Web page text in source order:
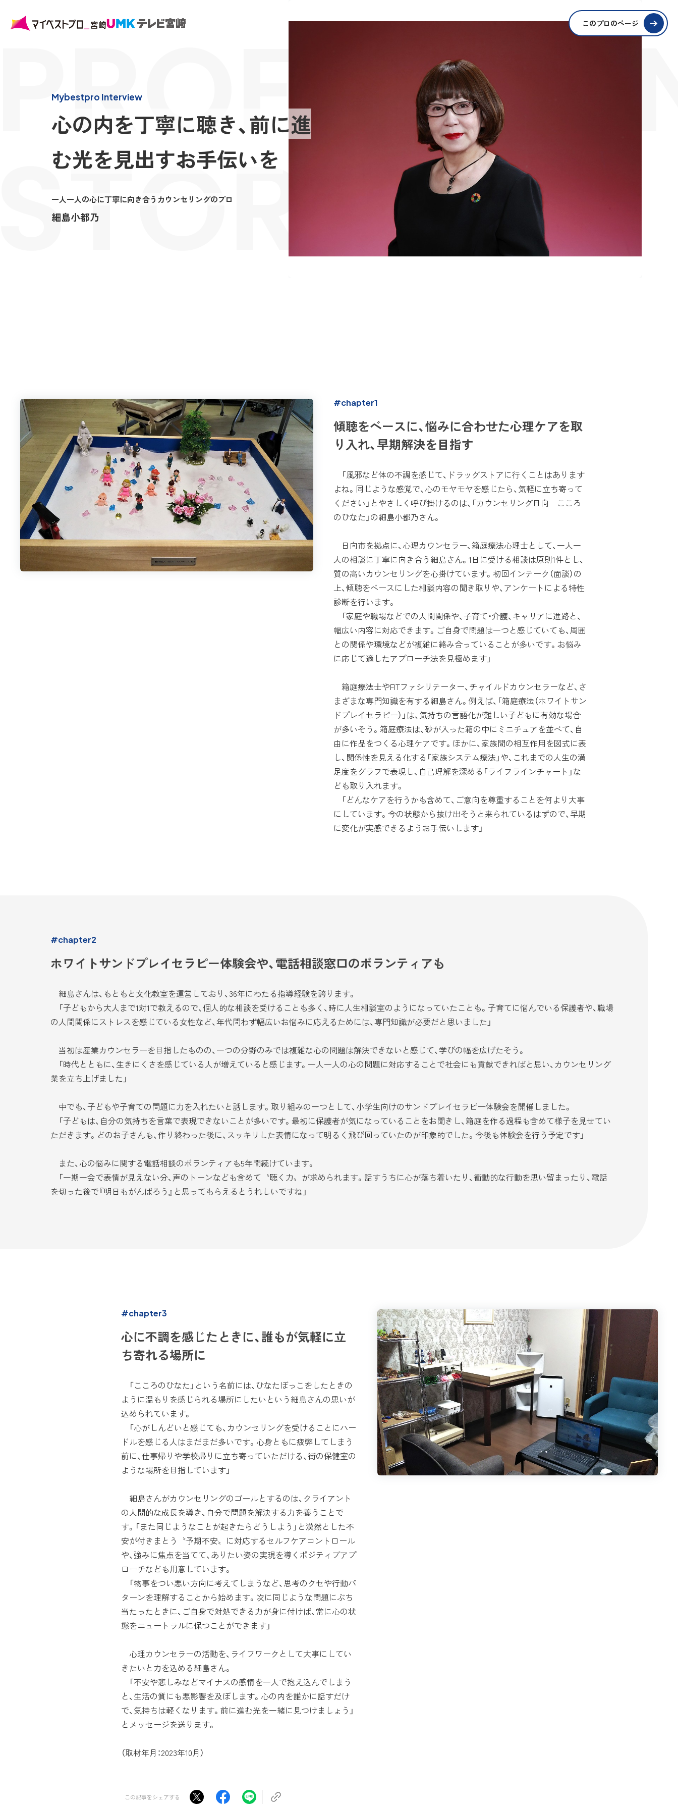
このプロのページ
Mybestpro Interview
心の内を丁寧に聴き、前に進
む光を見出すお手伝いを
一人一人の心に丁寧に向き合うカウンセリングのプロ
細島小都乃
#chapter1
傾聴をベースに、悩みに合わせた心理ケアを取
り入れ、早期解決を目指す
「風邪など体の不調を感じて、ドラッグストアに行くことはあります
よね。同じような感覚で、心のモヤモヤを感じたら、気軽に立ち寄って
ください」とやさしく呼び掛けるのは、「カウンセリング日向 こころ
のひなた」の細島小都乃さん。
日向市を拠点に、心理カウンセラー、箱庭療法心理士として、一人一
人の相談に丁寧に向き合う細島さん。1日に受ける相談は原則1件とし、
質の高いカウンセリングを心掛けています。初回インテーク（面談）の
上、傾聴をベースにした相談内容の聞き取りや、アンケートによる特性
診断を行います。
「家庭や職場などでの人間関係や、子育て・介護、キャリアに進路と、
幅広い内容に対応できます。ご自身で問題は一つと感じていても、周囲
との関係や環境などが複雑に絡み合っていることが多いです。お悩み
に応じて適したアプローチ法を見極めます」
箱庭療法士やFITファシリテーター、チャイルドカウンセラーなど、さ
まざまな専門知識を有する細島さん。例えば、「箱庭療法（ホワイトサン
ドプレイセラピー）」は、気持ちの言語化が難しい子どもに有効な場合
が多いそう。箱庭療法は、砂が入った箱の中にミニチュアを並べて、自
由に作品をつくる心理ケアです。ほかに、家族間の相互作用を図式に表
し、関係性を見える化する「家族システム療法」や、これまでの人生の満
足度をグラフで表現し、自己理解を深める「ライフラインチャート」な
ども取り入れます。
「どんなケアを行うかも含めて、ご意向を尊重することを何より大事
にしています。今の状態から抜け出そうと来られているはずので、早期
に変化が実感できるようお手伝いします」
#chapter2
ホワイトサンドプレイセラピー体験会や、電話相談窓口のボランティアも
細島さんは、もともと文化教室を運営しており、36年にわたる指導経験を誇ります。
「子どもから大人まで1対1で教えるので、個人的な相談を受けることも多く、時に人生相談室のようになっていたことも。子育てに悩んでいる保護者や、職場
の人間関係にストレスを感じている女性など、年代問わず幅広いお悩みに応えるためには、専門知識が必要だと思いました」
当初は産業カウンセラーを目指したものの、一つの分野のみでは複雑な心の問題は解決できないと感じて、学びの幅を広げたそう。
「時代とともに、生きにくさを感じている人が増えていると感じます。一人一人の心の問題に対応することで社会にも貢献できればと思い、カウンセリング
業を立ち上げました」
中でも、子どもや子育ての問題に力を入れたいと話します。取り組みの一つとして、小学生向けのサンドプレイセラピー体験会を開催しました。
「子どもは、自分の気持ちを言葉で表現できないことが多いです。最初に保護者が気になっていることをお聞きし、箱庭を作る過程も含めて様子を見せてい
ただきます。どのお子さんも、作り終わった後に、スッキリした表情になって明るく飛び回っていたのが印象的でした。今後も体験会を行う予定です」
また、心の悩みに関する電話相談のボランティアも5年間続けています。
「一期一会で表情が見えない分、声のトーンなども含めて〝聴く力〟が求められます。話すうちに心が落ち着いたり、衝動的な行動を思い留まったり、電話
を切った後で『明日もがんばろう』と思ってもらえるとうれしいですね」
#chapter3
心に不調を感じたときに、誰もが気軽に立
ち寄れる場所に
「こころのひなた」という名前には、ひなたぼっこをしたときの
ように温もりを感じられる場所にしたいという細島さんの思いが
込められています。
「心がしんどいと感じても、カウンセリングを受けることにハー
ドルを感じる人はまだまだ多いです。心身ともに疲弊してしまう
前に、仕事帰りや学校帰りに立ち寄っていただける、街の保健室の
ような場所を目指しています」
細島さんがカウンセリングのゴールとするのは、クライアント
の人間的な成長を導き、自分で問題を解決する力を養うことで
す。「また同じようなことが起きたらどうしよう」と漠然とした不
安が付きまとう〝予期不安〟に対応するセルフケアコントロール
や、強みに焦点を当てて、ありたい姿の実現を導くポジティブアプ
ローチなども用意しています。
「物事をつい悪い方向に考えてしまうなど、思考のクセや行動パ
ターンを理解することから始めます。次に同じような問題にぶち
当たったときに、ご自身で対処できる力が身に付けば、常に心の状
態をニュートラルに保つことができます」
心理カウンセラーの活動を、ライフワークとして大事にしてい
きたいと力を込める細島さん。
「不安や悲しみなどマイナスの感情を一人で抱え込んでしまう
と、生活の質にも悪影響を及ぼします。心の内を誰かに話すだけ
で、気持ちは軽くなります。前に進む光を一緒に見つけましょう」
とメッセージを送ります。
（取材年月：2023年10月）
この記事をシェアする